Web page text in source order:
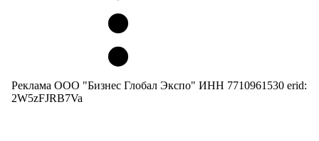
Реклама ООО "Бизнес Глобал Экспо" ИНН 7710961530 erid:
2W5zFJRB7Va